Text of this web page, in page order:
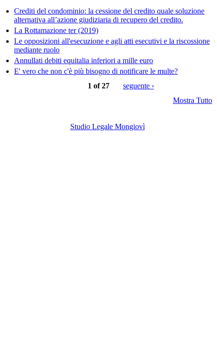
Crediti del condominio: la cessione del credito quale soluzione
alternativa all’azione giudiziaria di recupero del credito.
La Rottamazione ter (2019)
Le opposizioni all'esecuzione e agli atti esecutivi e la riscossione
mediante ruolo
Annullati debiti equitalia inferiori a mille euro
E' vero che non c'è più bisogno di notificare le multe?
1 of 27
seguente ›
Mostra Tutto
Studio Legale Mongiovì